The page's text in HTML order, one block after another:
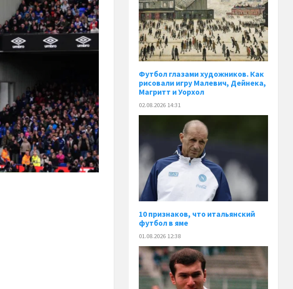
Футбол глазами художников. Как
рисовали игру Малевич, Дейнека,
Магритт и Уорхол
02.08.2026 14:31
10 признаков, что итальянский
футбол в яме
01.08.2026 12:38